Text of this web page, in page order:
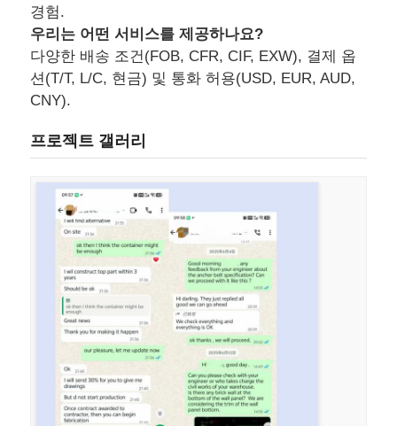
경험.
우리는 어떤 서비스를 제공하나요?
다양한 배송 조건(FOB, CFR, CIF, EXW), 결제 옵
션(T/T, L/C, 현금) 및 통화 허용(USD, EUR, AUD,
CNY).
프로젝트 갤러리